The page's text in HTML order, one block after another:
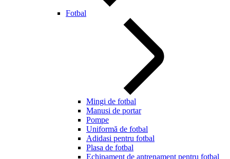
Fotbal
Mingi de fotbal
Manusi de portar
Pompe
Uniformă de fotbal
Adidasi pentru fotbal
Plasa de fotbal
Echipament de antrenament pentru fotbal